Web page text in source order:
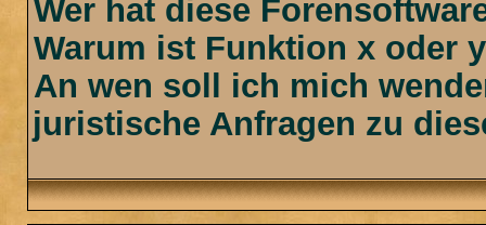
Wer hat diese
Warum ist Funktion x oder
An wen soll ich mich
juristische Anfragen zu